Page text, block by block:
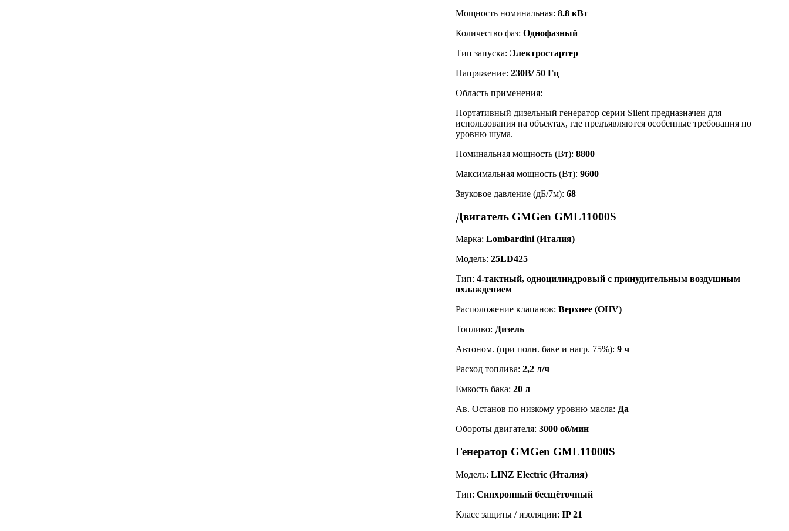
Мощность номинальная: 8.8 кВт
Количество фаз: Однофазный
Тип запуска: Электростартер
Напряжение: 230В/ 50 Гц
Область применения:
Портативный дизельный генератор серии Silent предназначен для
использования на объектах, где предъявляются особенные требования по
уровню шума.
Номинальная мощность (Вт): 8800
Максимальная мощность (Вт): 9600
Звуковое давление (дБ/7м): 68
Двигатель GMGen GML11000S
Марка: Lombardini (Италия)
Модель: 25LD425
Тип: 4-тактный, одноцилиндровый с принудительным воздушным
охлаждением
Расположение клапанов: Верхнее (OHV)
Топливо: Дизель
Автоном. (при полн. баке и нагр. 75%): 9 ч
Расход топлива: 2,2 л/ч
Емкость бака: 20 л
Ав. Останов по низкому уровню масла: Да
Обороты двигателя: 3000 об/мин
Генератор GMGen GML11000S
Модель: LINZ Electric (Италия)
Тип: Синхронный бесщёточный
Класс защиты / изоляции: IP 21